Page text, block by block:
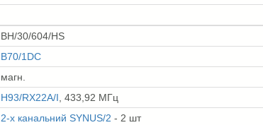
BH/30/604/HS
B70/1DC
магн.
H93/RX22A/I, 433,92 МГц
2-х канальний SYNUS/2 - 2 шт